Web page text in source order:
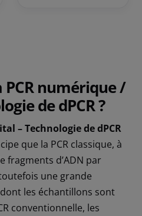
PCR numérique /
de dPCR ?
– Technologie de dPCR
que la PCR classique, à
fragments d’ADN par
une grande
les échantillons sont
conventionnelle, les